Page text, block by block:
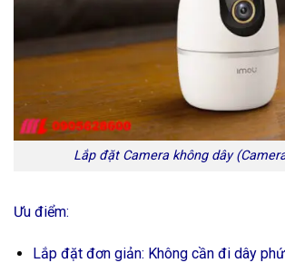
Lắp đặt Camera không dây
Ưu điểm:
Lắp đặt đơn giản: Không cần đi dây